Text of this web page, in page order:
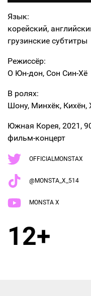
Язык:
корейский,
грузинские субтитры
Режиссёр:
О Юн-дон, Сон Син-Хё
В ролях:
Шону, Минхёк, Кихён,
Южная Корея, 2021,
фильм-концерт
OFFICIALMONSTAX
@MONSTA_X_514
MONSTA X
12+